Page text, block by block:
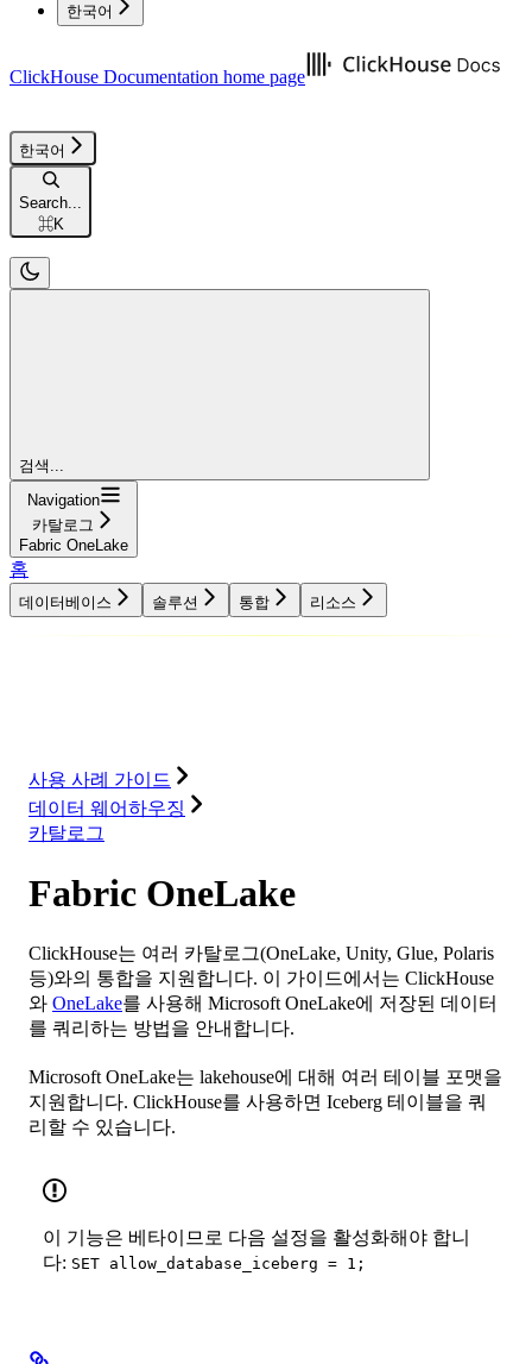
한국어
ClickHouse Documentation home page
한국어
Search...
⌘K
검색...
Navigation
카탈로그
Fabric OneLake
홈
데이터베이스 솔루션 통합 리소스
사용 사례 가이드
데이터 웨어하우징
카탈로그
Fabric OneLake
ClickHouse는 여러 카탈로그(OneLake, Unity, Glue, Polaris
등)와의 통합을 지원합니다. 이 가이드에서는 ClickHouse
와 OneLake를 사용해 Microsoft OneLake에 저장된 데이터
를 쿼리하는 방법을 안내합니다.
Microsoft OneLake는 lakehouse에 대해 여러 테이블 포맷을
지원합니다. ClickHouse를 사용하면 Iceberg 테이블을 쿼
리할 수 있습니다.
이 기능은 베타이므로 다음 설정을 활성화해야 합니
다: SET allow_database_iceberg = 1;